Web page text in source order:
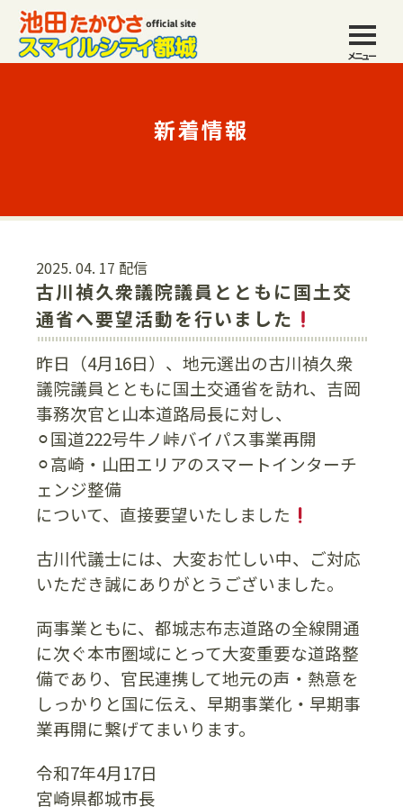
メニュー
新着情報
2025. 04. 17 配信
古川禎久衆議院議員とともに国土交
通省へ要望活動を行いました
昨日（4月16日）、地元選出の古川禎久衆
議院議員とともに国土交通省を訪れ、吉岡
事務次官と山本道路局長に対し、
⚪︎国道222号牛ノ峠バイパス事業再開
⚪︎高崎・山田エリアのスマートインターチ
ェンジ整備
について、直接要望いたしました
古川代議士には、大変お忙しい中、ご対応
いただき誠にありがとうございました。
両事業ともに、都城志布志道路の全線開通
に次ぐ本市圏域にとって大変重要な道路整
備であり、官民連携して地元の声・熱意を
しっかりと国に伝え、早期事業化・早期事
業再開に繋げてまいります。
令和7年4月17日
宮崎県都城市長